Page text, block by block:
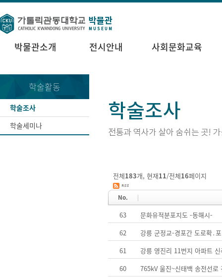
박물관소개 전시안내 사회문화교육
학술활동
학술조사
학술세미나
전체183개, 현재11/전체16페이지
No.
63
문화유적분포지도 -동해시-
62
강릉 군정교­-경포간 도로확
61
강릉 영진리 11번지 아파트
60
765kV 울진~신태백 송전선